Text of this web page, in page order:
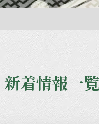
新着情報一覧